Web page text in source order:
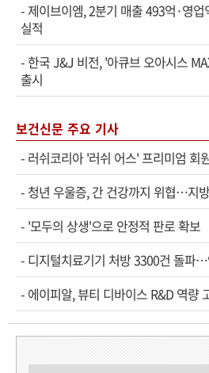
-제이브이엠, 2분기 매출 493억·영
실적
- 한국 J&J 비전, '아큐브 오아시스
출시
보건신문 주요 기사
- 러쉬코리아 '러쉬 어스' 프리미엄 회
- 청년 우울증, 간 건강까지 위협…지
- '모두의 상생'으로 안정적 판로 확보
- 디지털치료기기 처방 3300건 돌파…연세의
- 에이피알, 뷰티 디바이스 R&D 역량